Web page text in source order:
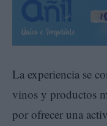
La experiencia se
vinos y productos
por ofrecer una